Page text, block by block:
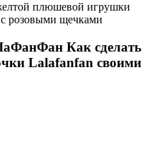
плюшевой игрушки
розовыми щечками
Как сделать
Lalafanfan своими